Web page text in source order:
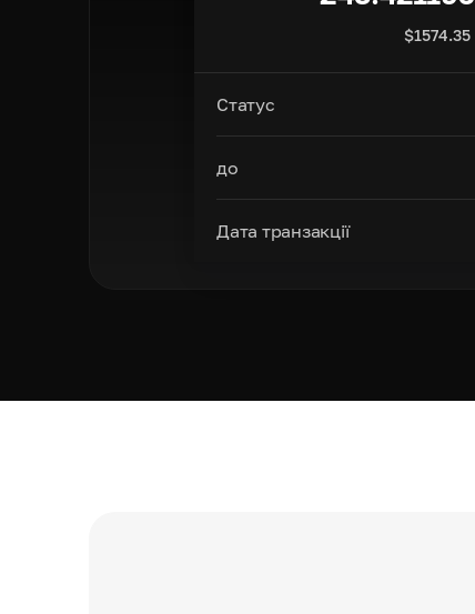
$1574.35
Статус
до
Дата транзакції